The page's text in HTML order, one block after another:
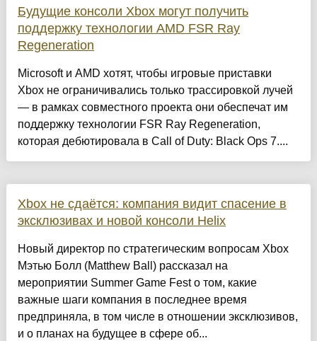
Будущие консоли Xbox могут получить
поддержку технологии AMD FSR Ray
Regeneration
Microsoft и AMD хотят, чтобы игровые приставки
Xbox не ограничивались только трассировкой лучей
— в рамках совместного проекта они обеспечат им
поддержку технологии FSR Ray Regeneration,
которая дебютировала в Call of Duty: Black Ops 7....
Xbox не сдаётся: компания видит спасение в
эксклюзивах и новой консоли Helix
Новый директор по стратегическим вопросам Xbox
Мэтью Болл (Matthew Ball) рассказал на
мероприятии Summer Game Fest о том, какие
важные шаги компания в последнее время
предприняла, в том числе в отношении эксклюзивов,
и о планах на будущее в сфере об...